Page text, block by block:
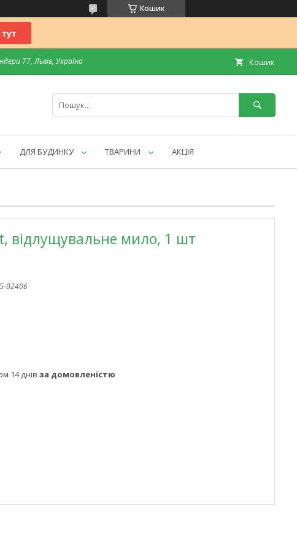
Кошик
77, Львів, Україна Кошик
ДЛЯ БУДИНКУ ТВАРИНИ АКЦІЯ
відлущувальне мило, 1 шт
02406
14 днів за домовленістю